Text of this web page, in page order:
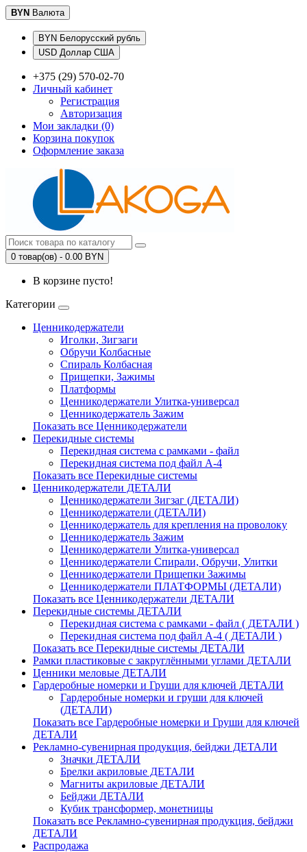
BYN Валюта
BYN Белорусский рубль
USD Доллар США
+375 (29) 570-02-70
Личный кабинет
Регистрация
Авторизация
Мои закладки (0)
Корзина покупок
Оформление заказа
0 товар(ов) - 0.00 BYN
В корзине пусто!
Категории
Ценникодержатели
Иголки, Зигзаги
Обручи Колбасные
Cпираль Колбасная
Прищепки, Зажимы
Платформы
Ценникодержатели Улитка-универсал
Ценникодержатель Зажим
Показать все Ценникодержатели
Перекидные системы
Перекидная система с рамками - файл
Перекидная система под файл А-4
Показать все Перекидные системы
Ценникодержатели ДЕТАЛИ
Ценникодержатели Зигзаг (ДЕТАЛИ)
Ценникодержатели (ДЕТАЛИ)
Ценникодержатель для крепления на проволоку
Ценникодержатель Зажим
Ценникодержатели Улитка-универсал
Ценникодержатели Спирали, Обручи, Улитки
Ценникодержатели Прищепки Зажимы
Ценникодержатели ПЛАТФОРМЫ (ДЕТАЛИ)
Показать все Ценникодержатели ДЕТАЛИ
Перекидные системы ДЕТАЛИ
Перекидная система с рамками - файл ( ДЕТАЛИ )
Перекидная система под файл А-4 ( ДЕТАЛИ )
Показать все Перекидные системы ДЕТАЛИ
Рамки пластиковые c закруглёнными углами ДЕТАЛИ
Ценники меловые ДЕТАЛИ
Гардеробные номерки и Груши для ключей ДЕТАЛИ
Гардеробные номерки и груши для ключей
(ДЕТАЛИ)
Показать все Гардеробные номерки и Груши для ключей
ДЕТАЛИ
Рекламно-сувенирная продукция, бейджи ДЕТАЛИ
Значки ДЕТАЛИ
Брелки акриловые ДЕТАЛИ
Магниты акриловые ДЕТАЛИ
Бейджи ДЕТАЛИ
Кубик трансформер, монетницы
Показать все Рекламно-сувенирная продукция, бейджи
ДЕТАЛИ
Распродажа